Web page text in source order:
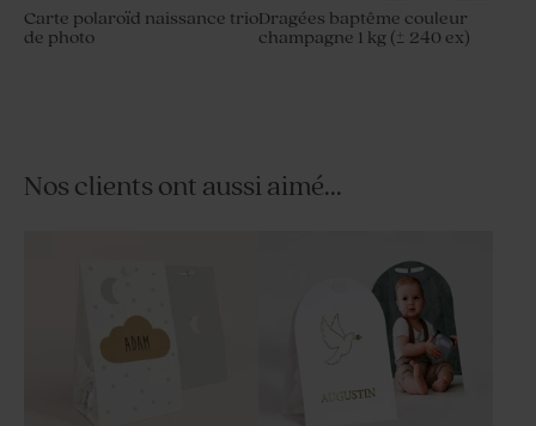
Carte polaroïd naissance trio
de photo
Dragées baptême couleur
champagne 1 kg (± 240 ex)
Nos clients ont aussi aimé...